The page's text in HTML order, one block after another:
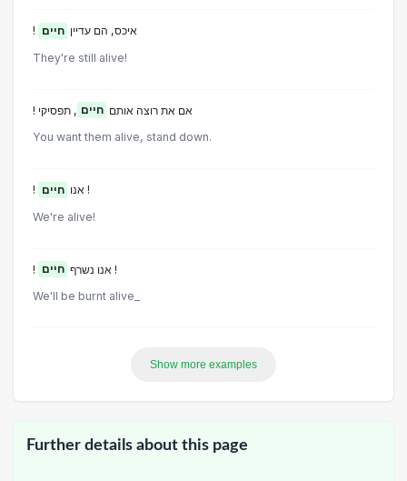
! איכס, הם עדיין חיים
They're still alive!
! אם את רוצה אותם חיים , תפסיקי
You want them alive, stand down.
! אנו חיים
!
We're alive!
! אנו נשרף חיים
!
We'll be burnt alive_
Show more examples
Further details about this page